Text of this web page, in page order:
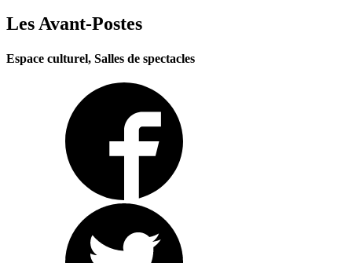
Les Avant-Postes
Espace culturel, Salles de spectacles